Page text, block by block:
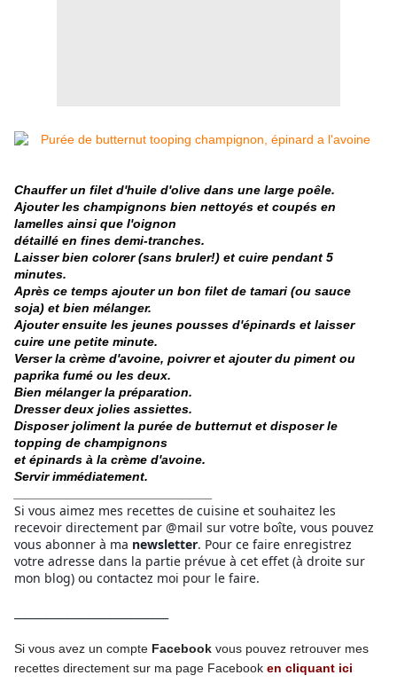
Chauffer un filet d'huile d'olive dans une large poêle.
Ajouter les champignons bien nettoyés et coupés en
lamelles ainsi que l'oignon
détaillé en fines demi-tranches.
Laisser bien colorer (sans bruler!) et cuire pendant 5
minutes.
Après ce temps ajouter un bon filet de tamari (ou sauce
soja) et bien mélanger.
Ajouter ensuite les jeunes pousses d'épinards et laisser
cuire une petite minute.
Verser la crème d'avoine, poivrer et ajouter du piment ou
paprika fumé ou les deux.
Bien mélanger la préparation.
Dresser deux jolies assiettes.
Disposer joliment la purée de butternut et disposer le
topping de champignons
et épinards à la crème d'avoine.
Servir immédiatement.
Si vous aimez mes recettes de cuisine et souhaitez les
recevoir directement par @mail sur votre boîte, vous pouvez
vous abonner à ma newsletter. Pour ce faire enregistrez
votre adresse dans la partie prévue à cet effet (à droite sur
mon blog) ou contactez moi pour le faire.
Si vous avez un compte Facebook vous pouvez retrouver mes
recettes directement sur ma page Facebook en cliquant ici